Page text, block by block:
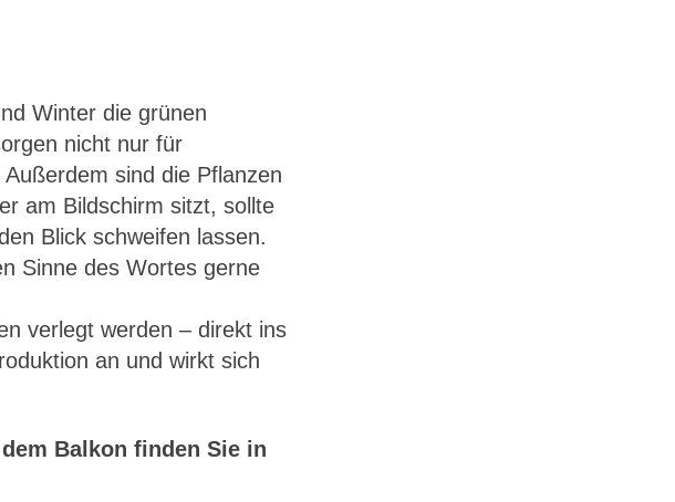
Winter die grünen
nicht nur für
sind die Pflanzen
am Bildschirm sitzt, sollte
Blick schweifen lassen.
Sinne des Wortes gerne
verlegt werden – direkt ins
an und wirkt sich
Balkon finden Sie in